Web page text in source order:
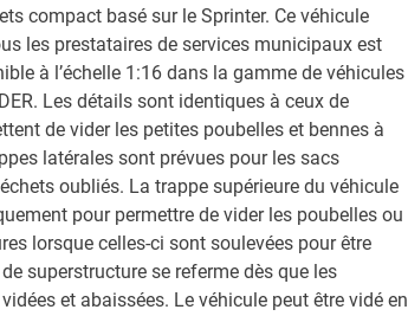
compact basé sur le Sprinter. Ce véhicule
les prestataires de services municipaux est
à l’échelle 1:16 dans la gamme de véhicules
Les détails sont identiques à ceux de
de vider les petites poubelles et bennes à
latérales sont prévues pour les sacs
oubliés. La trappe supérieure du véhicule
pour permettre de vider les poubelles ou
lorsque celles-ci sont soulevées pour être
superstructure se referme dès que les
et abaissées. Le véhicule peut être vidé en